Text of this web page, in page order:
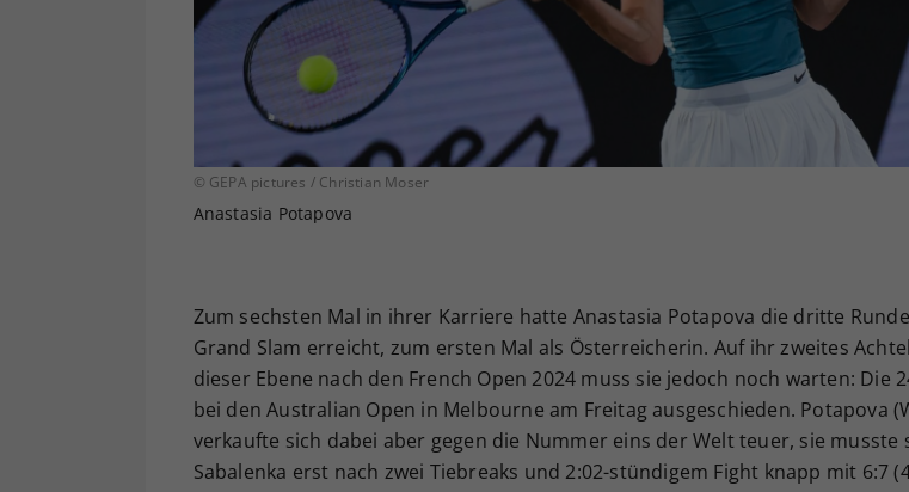
© GEPA pictures / Christian Moser
Anastasia Potapova
Zum sechsten Mal in ihrer Karriere hatte Anastasia Potapova die dritte
Grand Slam erreicht, zum ersten Mal als Österreicherin. Auf ihr zweites
dieser Ebene nach den French Open 2024 muss sie jedoch noch warten: Die
bei den Australian Open in Melbourne am Freitag ausgeschieden. Potapova
verkaufte sich dabei aber gegen die Nummer eins der Welt teuer, sie musste
Sabalenka erst nach zwei Tiebreaks und 2:02-stündigem Fight knapp mit 6:7
Ihrer vorgenommen
Webseiten-Betreiber dies